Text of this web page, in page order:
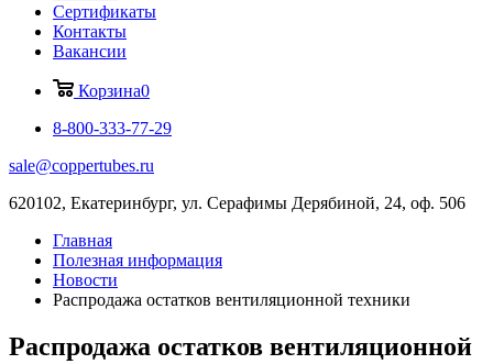
Сертификаты
Контакты
Вакансии
Корзина0
8-800-333-77-29
sale@coppertubes.ru
620102, Екатеринбург, ул. Серафимы Дерябиной, 24, оф. 506
Главная
Полезная информация
Новости
Распродажа остатков вентиляционной техники
Распродажа остатков вентиляционной